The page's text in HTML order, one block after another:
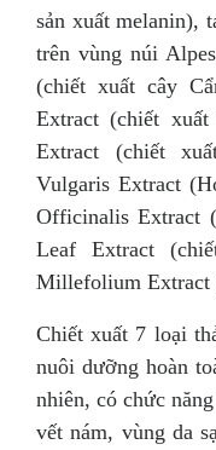
sản xuất melanin),
trên vùng núi
(chiết xuất cây
Extract (chiết
Extract (chiết
Vulgaris Extract
Officinalis Extract
Leaf Extract
Millefolium Extract
Chiết xuất 7 loại
nuôi dưỡng hoàn
nhiên, có chức
vết nám, vùng da